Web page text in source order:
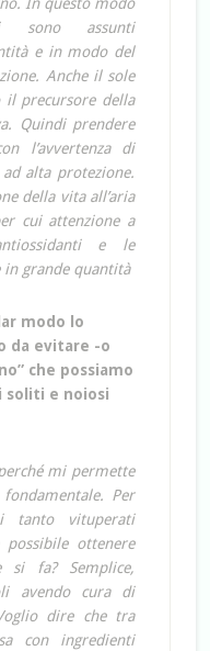
sono assunti
e in modo del
Anche il sole
il precursore della
Quindi prendere
l’avvertenza di
alta protezione.
della vita all’aria
cui attenzione a
e le
grande quantità
modo lo
da evitare -o
che possiamo
soliti e noiosi
mi permette
Per
tanto vituperati
ottenere
si fa? Semplice,
avendo cura di
dire che tra
con ingredienti